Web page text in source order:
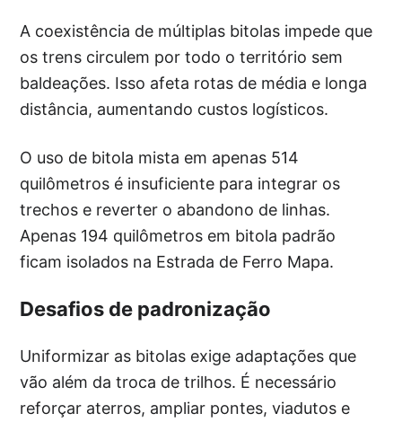
A coexistência de múltiplas bitolas impede que
os trens circulem por todo o território sem
baldeações. Isso afeta rotas de média e longa
distância, aumentando custos logísticos.
O uso de bitola mista em apenas 514
quilômetros é insuficiente para integrar os
trechos e reverter o abandono de linhas.
Apenas 194 quilômetros em bitola padrão
ficam isolados na Estrada de Ferro Mapa.
Desafios de padronização
Uniformizar as bitolas exige adaptações que
vão além da troca de trilhos. É necessário
reforçar aterros, ampliar pontes, viadutos e